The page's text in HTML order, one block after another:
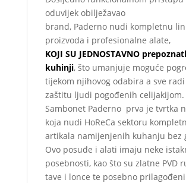
oduvijek obilježavao
brand, Paderno nudi kompletnu
proizvoda i profesionalne alate,
KOJI SU JEDNOSTAVNO
kuhinji, što umanjuje moguće
tijekom njihovog odabira a sve radi
zaštitu ljudi pogođenih celijakijom.
Sambonet Paderno prva je tvrtka
koja nudi HoReCa sektoru
artikala namijenjenih kuhanju bez
Ovo posuđe i alati imaju neke
posebnosti, kao što su zlatne PVD
tave i lonce te posebno